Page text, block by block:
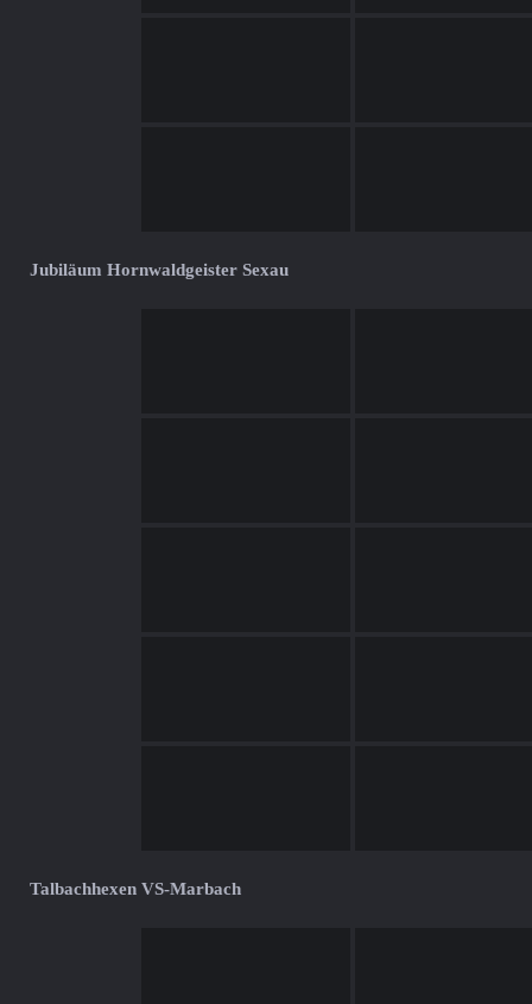
Jubiläum Hornwaldgeister Sexau
Talbachhexen VS-Marbach